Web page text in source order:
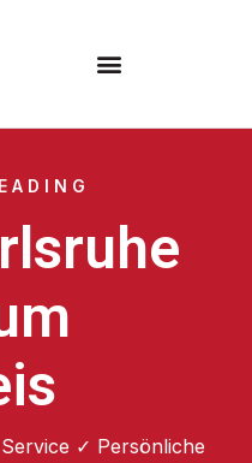
✓ Persönliche